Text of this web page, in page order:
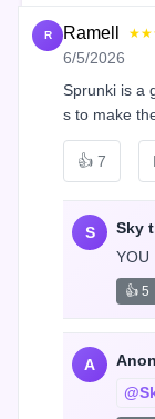
R Ramell
6/5/2026
Sprunki is a
s to make
👍 7
S Sky
YOU
👍 5
A